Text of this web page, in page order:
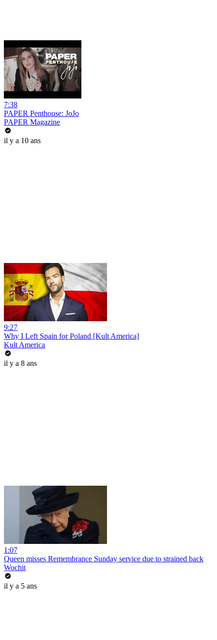
7:38
PAPER Penthouse: JoJo
PAPER Magazine
il y a 10 ans
9:27
Why I Left Spain for Poland [Kult America]
Kult America
il y a 8 ans
1:07
Queen misses Remembrance Sunday service due to strained back
Wochit
il y a 5 ans